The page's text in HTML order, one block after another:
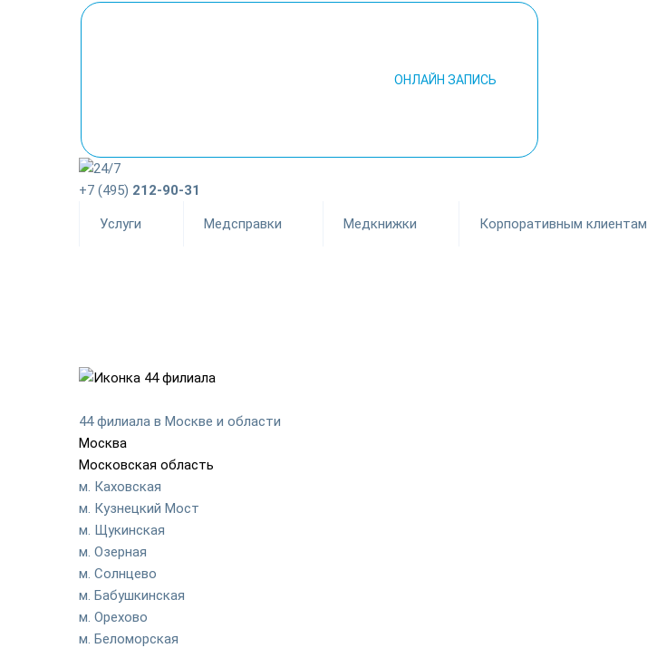
ОНЛАЙН ЗАПИСЬ
+7 (495) 212-90-31
Услуги Медсправки Медкнижки Корпоративным клиентам
44 филиала
44 филиала в Москве и области
Москва
Московская область
м. Каховская
м. Кузнецкий Мост
м. Щукинская
м. Озерная
м. Солнцево
м. Бабушкинская
м. Орехово
м. Беломорская